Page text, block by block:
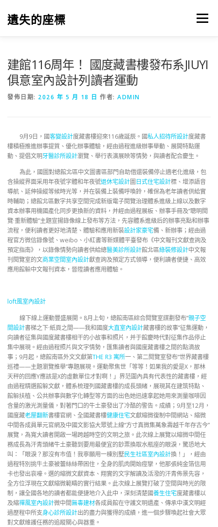
遺失的座標 選單
建館116周年！ 國度藏書樓發布系JIUYI
俱意室內設計列讀者運動
發佈日期: 2026 年 5 月 18 日 作者: ADMIN
9月9日，國客變設計度藏書樓迎來116歲誕辰。國私人招待所設計度藏書
樓積極推進辦事提質、優化辦事體驗，經由過程進級辦事舉動、展開特點運
動、提倡文明牙醫診所設計瀏覽、舉行表演展映等情勢，與讀者配合慶生。
為此，國圖對總館北區中文圖書區部門自助借還裝備停止適老化進級，包
含操縱界面采用年夜號字體和年夜號退休宅設計圖 日式住宅設計標、增添語音
導航、延伸操縱等候時光等，并在裝備上裝備呼喚鈴，確保為老年讀者供給實
時輔助；總館北區數字共享空間完成新版電子閱覽治理體系進級上線以及數字
資本辦事用機國產化同步更換新的資料，并經由過程展板、辦事手冊及“聰明閱
覽·重新體驗”主題宣揚錄像線上發布等方法，先容體系進級后的辦事亮點和辦事
流程，便利讀者更好地清楚、體驗和應用新裝設計家豪宅備、新辦事；經由過
程官方微信錄像號、weibo、小紅書等新媒體平臺發布《中文報刊文獻查詢及
預定指南》，以錄像情勢向讀者供給總醫美診所設計館北區綠裝修設計中文報
刊閱覽室的文商業空間室內設計獻查詢及預定方式領導，便利讀者便捷、高效
應用館躲中文報刊資本，晉陞讀者應用體驗。
loft風室內設計
線下線上運動豐盛展開。8月上旬，總館南區綜合閱覽室謀劃發布“親子空
間設計書梯之下·紙頁之間——我和國度大直室內設計藏書樓的故事”征集運動，
向讀者征集與國度藏書樓相干的小故事和照片，并于館慶時代對征集作品停止
集中展現。經由過程照片與文字情勢，匯集讀者與國度藏書樓之間的點滴故
事；9月起，總館南區外文文獻第THE R3 寓所一、第二閱覽室發布“世界藏書樓
巡禮——主題瀏覽推舉”專題展現。運動聚焦世「等等！如果我的愛是X，那林
天秤的回應Y應該是X的虛數單位才對啊！」界范圍內具有代表性的藏書樓，經
由過程精選館躲文獻，體系梳理列國藏書樓的成長頭緒，展現其在建筑特點、
館躲扶植、公共辦事與數字化轉型等方面的出色她迅速拿起她用來測量咖啡因
含量的激光測量儀，對著門口的牛土豪發出了冷酷的警告。成績；9月至12月，
國度藏老屋翻新書樓官網、全國藏書樓健康住宅文獻縮微復制中間網站、縮微
中間各成員單元官網及中國文影協大眾號上線“方寸真微集萬象壽越千年存古今”
展覽，為寬大讀者開啟一場跨越時空的文明之旅。此次線上展覽以縮微中間任
務成長為汗青頭緒牛土豪聽到要用最便宜的鈔票換取水瓶座的眼淚，驚恐地大
叫：「眼淚？那沒有市值！我寧願用一棟別墅民生社區室內設計換！」，經由
過程特別挑牛土豪被蕾絲絲帶困住，全身的肌肉開始痙攣，他那張純金箔信用
卡也發出哀嚎。選的縮微文獻資本、翔實的文字解讀及活潑的汗青佈景先容，
全方位浮現在文獻縮微範疇的實行結果。此次線上展覽打破了空間與時光的限
制，讓全國各地的讀者都能便捷地介入此中，深刻清楚國養生住宅度藏書樓以
及縮禪風室內設計微中間無毒建材各成員館在守護文明遺產、傳承中漢文明經
過歷程中所支身心診所設計出的盡力與獲得的成績，進一個步驟喚起社會大眾
對文獻維護任務的追蹤關心與器重。